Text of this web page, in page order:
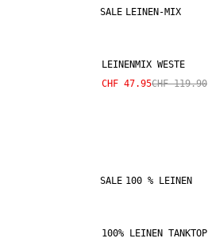
SALE LEINEN-MIX
LEINENMIX WESTE
CHF 47.95CHF 119.90
SALE 100 % LEINEN
100% LEINEN TANKTOP